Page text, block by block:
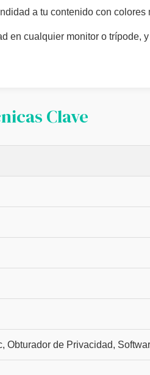
a tu contenido con colores
en cualquier monitor o trípode,
Clave
Obturador de Privacidad,